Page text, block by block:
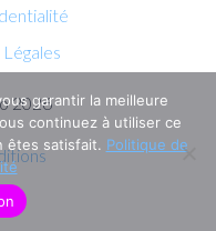
2026
garantir la meilleure
continuez à utiliser ce
êtes satisfait. Politique de